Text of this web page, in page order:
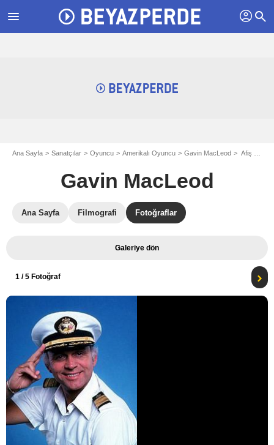
menu profil search
Ana Sayfa Sanatçılar Oyuncu Amerikalı Oyuncu Gavin MacLeod Afiş Gavin MacLeod
Gavin MacLeod
Ana Sayfa Filmografi Fotoğraflar
Galeriye dön
1 / 5 Fotoğraf